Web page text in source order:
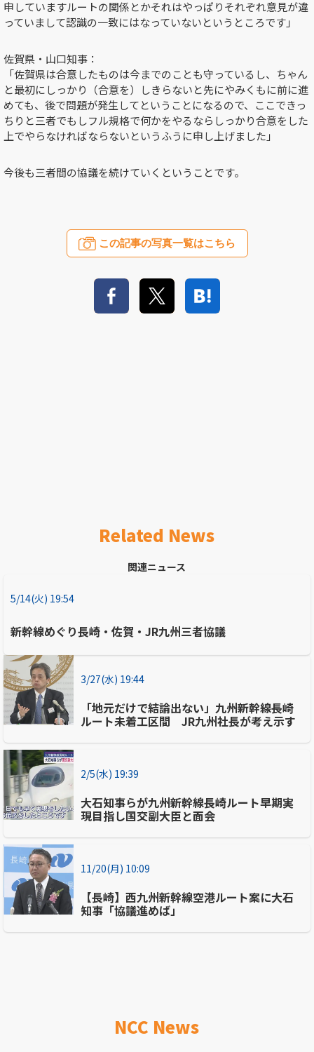
申していますルートの関係とかそれはやっぱりそれぞれ意見が違
っていまして認識の一致にはなっていないというところです」
佐賀県・山口知事：
「佐賀県は合意したものは今までのことも守っているし、ちゃん
と最初にしっかり（合意を）しきらないと先にやみくもに前に進
めても、後で問題が発生してということになるので、ここできっ
ちりと三者でもしフル規格で何かをやるならしっかり合意をした
上でやらなければならないというふうに申し上げました」
今後も三者間の協議を続けていくということです。
この記事の写真一覧はこちら
Related News
関連ニュース
5/14(火) 19:54
新幹線めぐり長崎・佐賀・JR九州三者協議
3/27(水) 19:44
「地元だけで結論出ない」九州新幹線長崎
ルート未着工区間 JR九州社長が考え示す
2/5(水) 19:39
大石知事らが九州新幹線長崎ルート早期実
現目指し国交副大臣と面会
11/20(月) 10:09
【長崎】西九州新幹線空港ルート案に大石
知事「協議進めば」
NCC News